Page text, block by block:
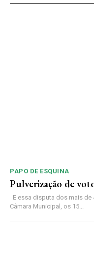
PAPO DE ESQUINA
Pulverização de
E essa disputa dos mais de
Câmara Municipal, os 15...